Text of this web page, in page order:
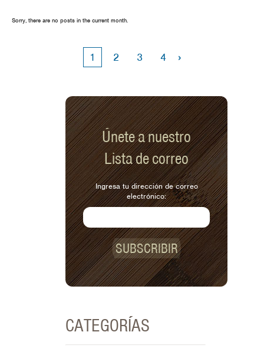
Sorry, there are no posts in the current month.
1 2 3 4 ›
Únete a nuestro
Lista de correo
Ingresa tu dirección de correo
electrónico:
SUBSCRIBIR
CATEGORÍAS